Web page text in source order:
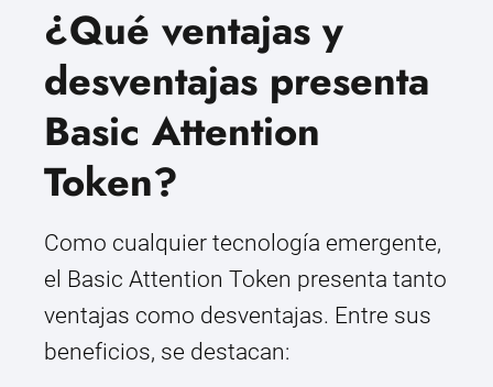
¿Qué ventajas y
desventajas presenta
Basic Attention
Token?
Como cualquier tecnología emergente,
el Basic Attention Token presenta tanto
ventajas como desventajas. Entre sus
beneficios, se destacan: